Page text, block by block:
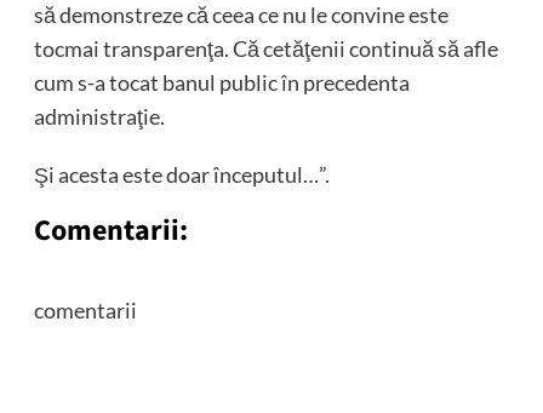
să demonstreze că ceea ce nu le convine este
tocmai transparenţa. Că cetăţenii continuă să afle
cum s-a tocat banul public în precedenta
administraţie.
Şi acesta este doar începutul…”.
Comentarii:
comentarii